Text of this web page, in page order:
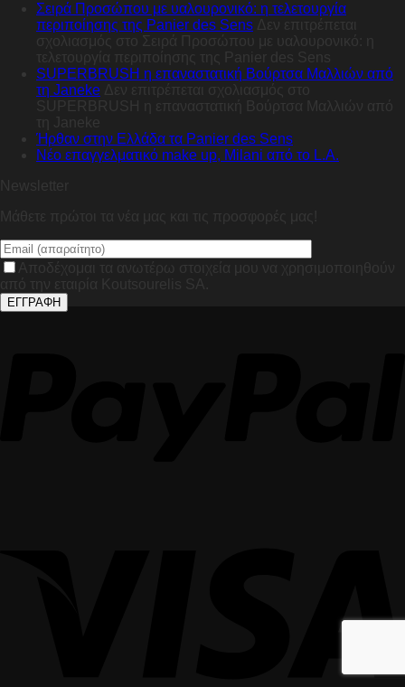
Σειρά Προσώπου με υαλουρονικό: η τελετουργία
περιποίησης της Panier des Sens Δεν επιτρέπεται
σχολιασμός
στο Σειρά Προσώπου με υαλουρονικό: η
τελετουργία περιποίησης της Panier des Sens
SUPERBRUSH η επαναστατική Βούρτσα Μαλλιών από
τη Janeke Δεν επιτρέπεται σχολιασμός
SUPERBRUSH η επαναστατική Βούρτσα Μαλλιών από
τη Janeke
Ήρθαν στην Ελλάδα τα Panier des Sens
Nέο επαγγελματικό make up, Milani από το L.A.
Newsletter
Μάθετε πρώτοι τα νέα μας και τις προσφορές μας!
Αποδέχομαι τα ανωτέρω στοιχεία μου να χρησιμοποιηθούν
από την εταιρία Koutsourelis SA.